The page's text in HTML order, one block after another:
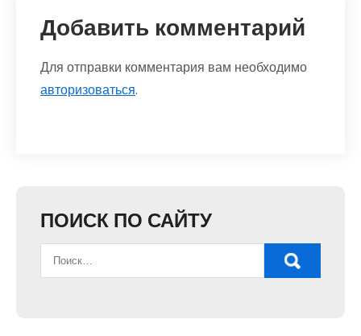
Добавить комментарий
Для отправки комментария вам необходимо
авторизоваться.
ПОИСК ПО САЙТУ